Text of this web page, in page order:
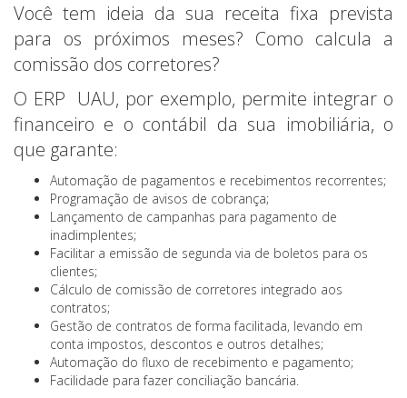
Você tem ideia da sua receita fixa prevista
para os próximos meses? Como calcula a
comissão dos corretores?
O ERP UAU, por exemplo, permite integrar o
financeiro e o contábil da sua imobiliária, o
que garante:
Automação de pagamentos e recebimentos recorrentes;
Programação de avisos de cobrança;
Lançamento de campanhas para pagamento de
inadimplentes;
Facilitar a emissão de segunda via de boletos para os
clientes;
Cálculo de comissão de corretores integrado aos
contratos;
Gestão de contratos de forma facilitada, levando em
conta impostos, descontos e outros detalhes;
Automação do fluxo de recebimento e pagamento;
Facilidade para fazer conciliação bancária.